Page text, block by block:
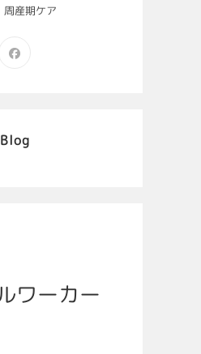
周産期ケア
Blog
ワーカー